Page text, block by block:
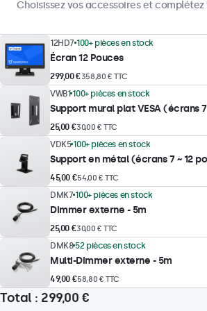
Luminosité maximale
300 nits (typique)
Luminosité minimale
1 nit
Contraste
Angle de vision
178° horizontal, 178° vertical
Temps de réponse
Résolutions supportées
1920 x 1080 (max), 640 x 480 (min)
Système
Choisissez vos accessoires et
12HD7 100+ pièces en stock
Écran 12 Pouces
299,00 €358,80 € TTC
VWB1 100+ pièces en stock
Support mural plat VESA (écrans
25,00 €30,00 € TTC
VDK5 100+ pièces en stock
Support en métal (écrans 7 ~ 12
45,00 €54,00 € TTC
DMK7 100+ pièces en stock
Dimmer externe - 5m
25,00 €30,00 € TTC
DMK8 52 pièces en stock
Multi-Dimmer externe - 5m
49,00 €58,80 € TTC
Total : 299,00 €